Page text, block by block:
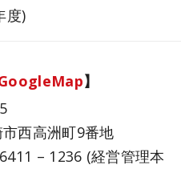
度)
】
西高洲町9番地
– 1236 (経営管理本